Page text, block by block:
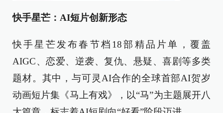
快手星芒：AI短片创新形态
快手星芒发布春节档18部精品片单，覆盖
AIGC、恋爱、逆袭、复仇、悬疑、喜剧等多类
题材。其中，与可灵AI合作的全球首部AI贺岁
动画短片集《马上有戏》，以“马”为主题展开八